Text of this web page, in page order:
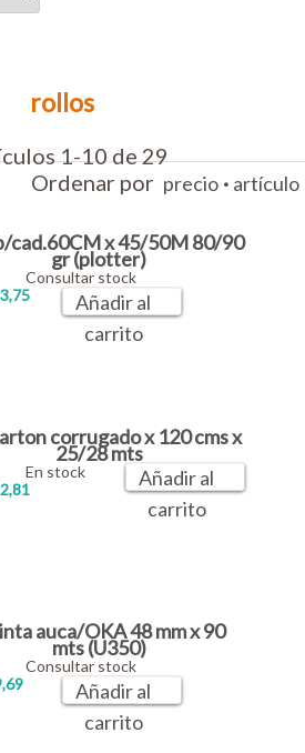
rollos
1-10 de 29
Ordenar por precio · artículo
cad.60CM x 45/50M 80/90
gr (plotter)
Consultar stock
Añadir al
carrito
corrugado x 120 cms x
25/28 mts
En stock
Añadir al
carrito
auca/OKA 48 mm x 90
mts (U350)
Consultar stock
Añadir al
carrito